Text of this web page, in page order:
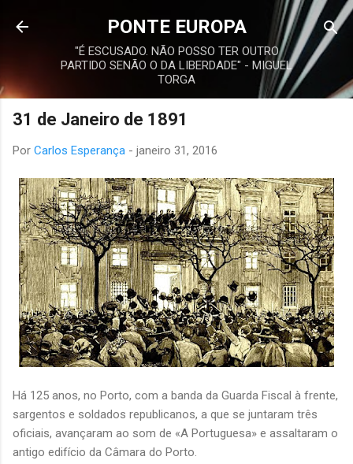
Avançar para o conteúdo principal
PONTE EUROPA
"É ESCUSADO. NÃO POSSO TER OUTRO
PARTIDO SENÃO O DA LIBERDADE" - MIGUEL
TORGA
31 de Janeiro de 1891
Por Carlos Esperança - janeiro 31, 2016
Há 125 anos, no Porto, com a banda da Guarda Fiscal à frente,
sargentos e soldados republicanos, a que se juntaram três
oficiais, avançaram ao som de «A Portuguesa» e assaltaram o
antigo edifício da Câmara do Porto.